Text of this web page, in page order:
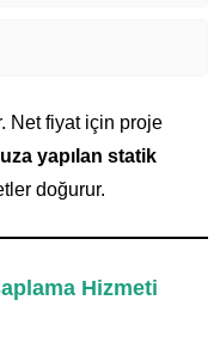
Net fiyat için proje
yapılan statik
doğurur.
Hizmeti